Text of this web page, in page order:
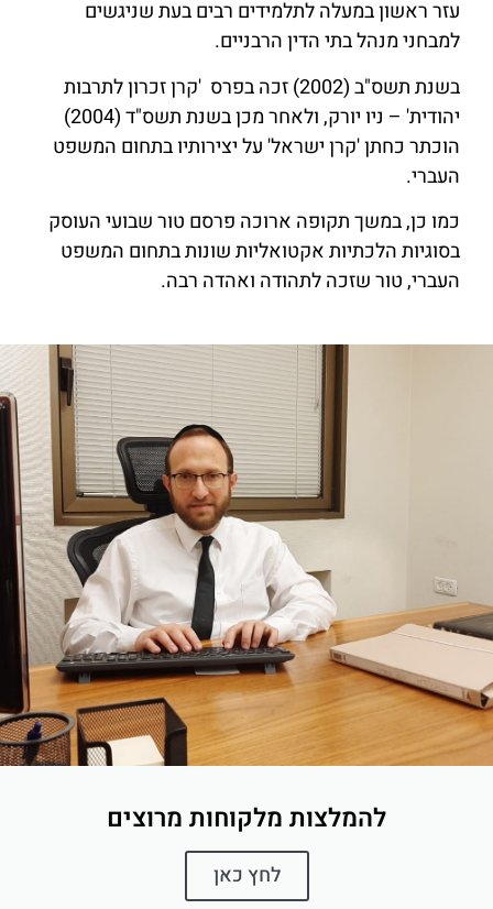
עזר ראשון במעלה לתלמידים רבים בעת שניגשים
למבחני מנהל בתי הדין הרבניים.
בשנת תשס"ב (2002) זכה בפרס 'קרן זכרון לתרבות
יהודית' – ניו יורק, ולאחר מכן בשנת תשס"ד (2004)
הוכתר כחתן 'קרן ישראל' על יצירותיו בתחום המשפט
העברי.
כמו כן, במשך תקופה ארוכה פרסם טור שבועי העוסק
בסוגיות הלכתיות אקטואליות שונות בתחום המשפט
העברי, טור שזכה לתהודה ואהדה רבה.
להמלצות מלקוחות מרוצים
לחץ כאן